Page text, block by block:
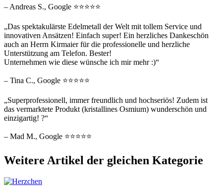
– Andreas S., Google ⭐⭐⭐⭐⭐
„Das spektakulärste Edelmetall der Welt mit tollem Service und
innovativen Ansätzen! Einfach super! Ein herzliches Dankeschön
auch an Herrn Kirmaier für die professionelle und herzliche
Unterstützung am Telefon. Bester!
Unternehmen wie diese wünsche ich mir mehr :)“
– Tina C., Google ⭐⭐⭐⭐⭐
„Superprofessionell, immer freundlich und hochseriös! Zudem ist
das vermarktete Produkt (kristallines Osmium) wunderschön und
einzigartig! ?“
– Mad M., Google ⭐⭐⭐⭐⭐
Weitere Artikel der gleichen Kategorie